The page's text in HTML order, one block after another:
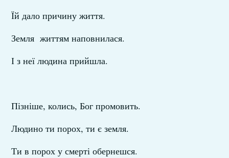
Їй дало причину життя.
Земля життям наповнилася.
І з неї людина прийшла.
Пізніше, колись, Бог промовить.
Людино ти порох, ти є земля.
Ти в порох у смерті обернешся.